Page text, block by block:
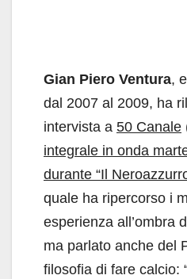
Gian Piero Ventura,
dal 2007 al 2009, ha
intervista a 50 Canale
integrale in onda
durante “Il
quale ha ripercorso i
esperienza all’ombra
ma parlato anche del
filosofia di fare calcio: